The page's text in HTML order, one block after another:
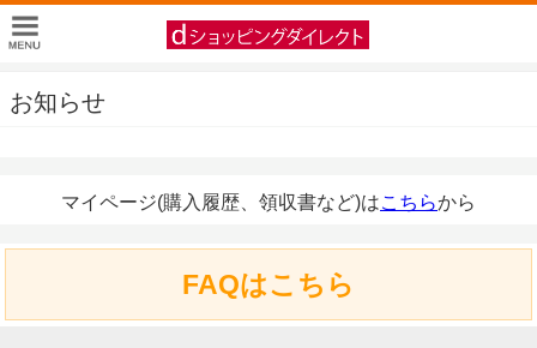
お知らせ
マイページ(購入履歴、領収書など)はこちらから
FAQはこちら